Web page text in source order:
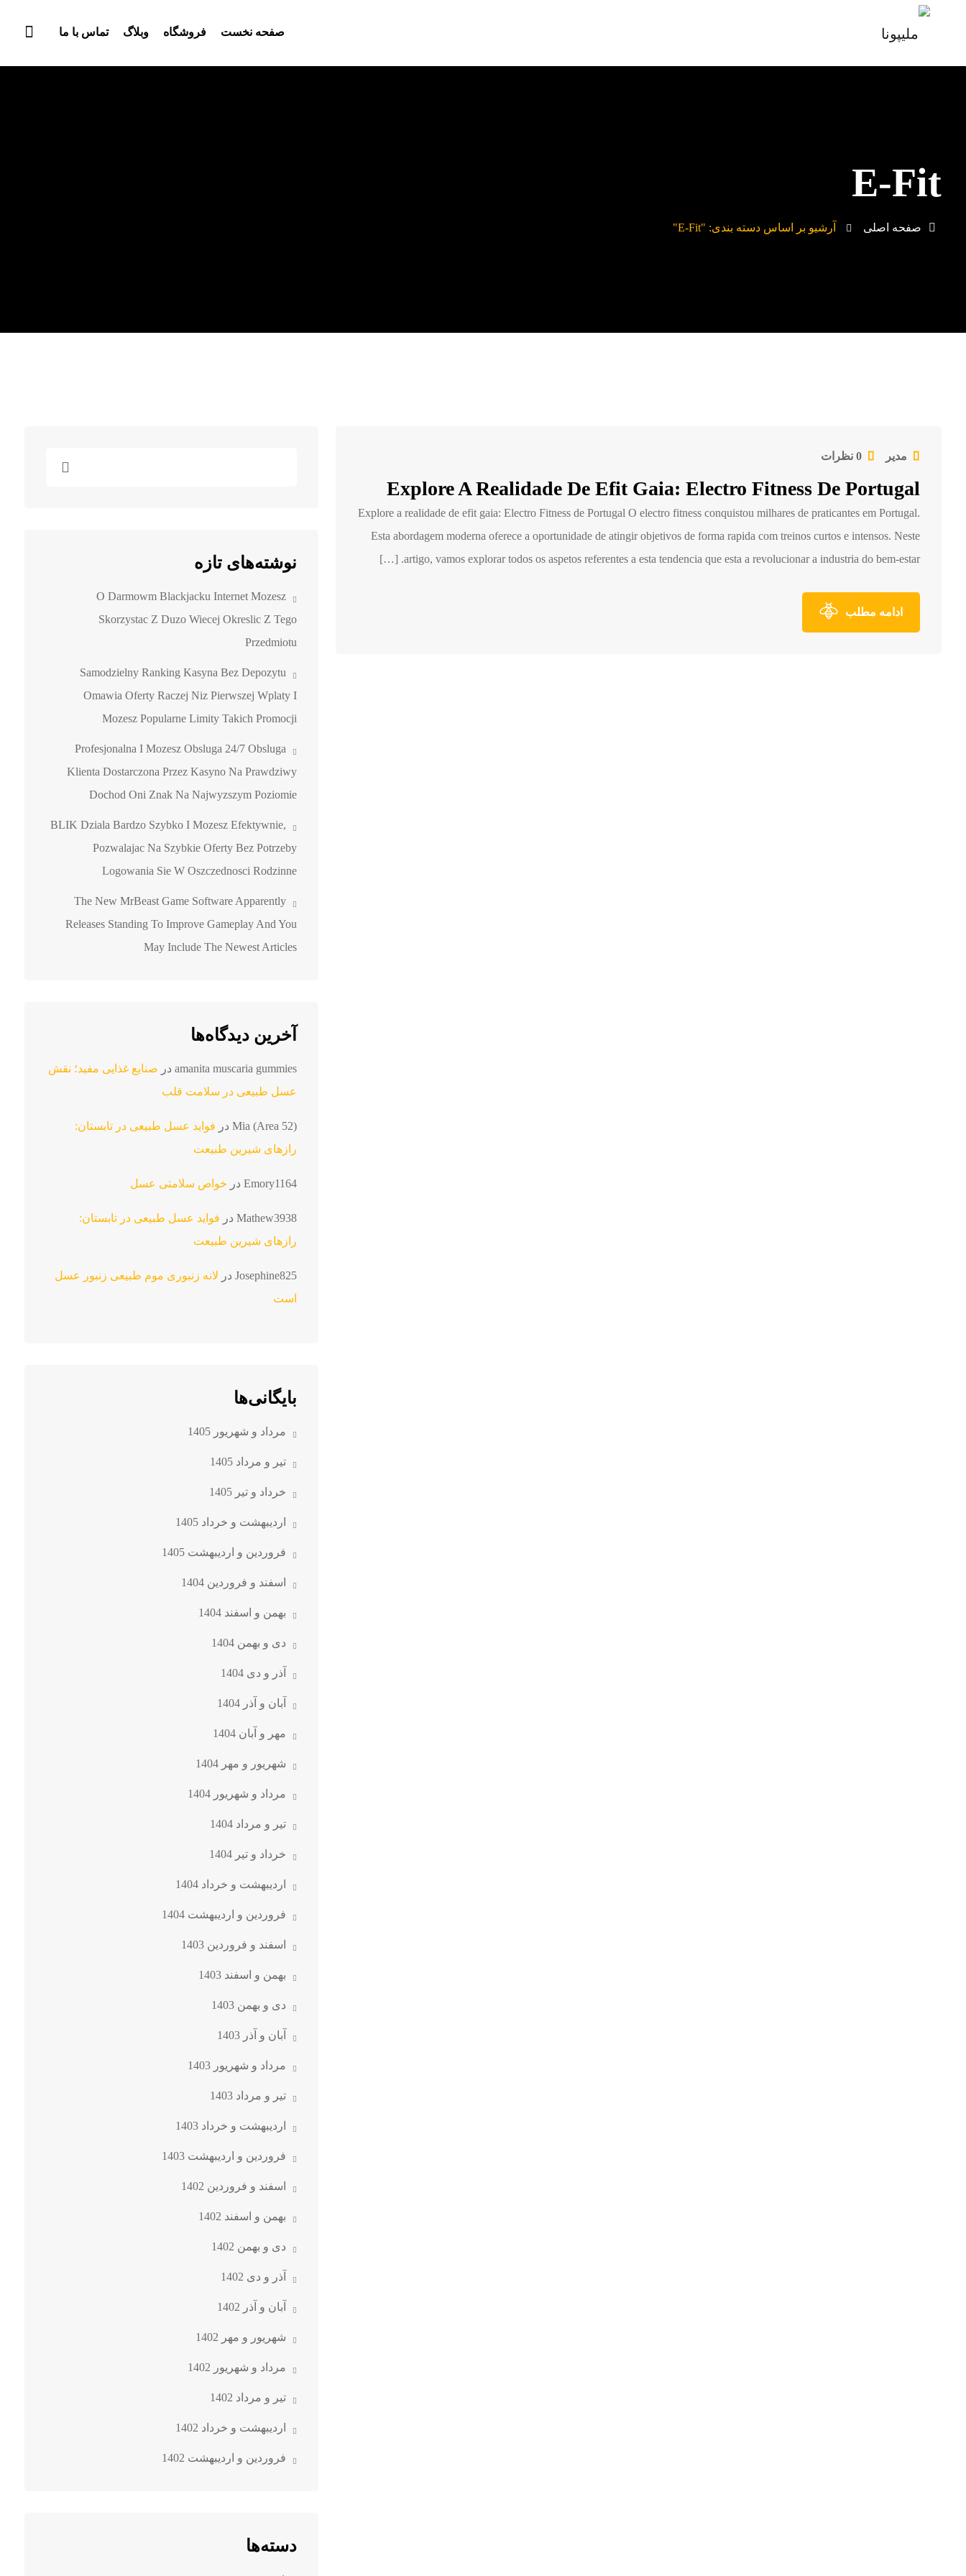
صفحه نخست فروشگاه وبلاگ تماس با ما
E-Fit
صفحه اصلی آرشیو بر اساس دسته بندی: "e-Fit"
مدیر 0 نظرات
Explore A Realidade De Efit Gaia: Electro Fitness De Portugal
Explore a realidade de efit gaia: Electro Fitness de Portugal O electro fitness conquistou milhares de praticantes em Portugal.
Esta abordagem moderna oferece a oportunidade de atingir objetivos de forma rapida com treinos curtos e intensos. Neste
artigo, vamos explorar todos os aspetos referentes a esta tendencia que esta a revolucionar a industria do bem-estar. […]
ادامه مطلب
نوشته‌های تازه
O Darmowm Blackjacku Internet Mozesz
Skorzystac Z Duzo Wiecej Okreslic Z Tego
Przedmiotu
Samodzielny Ranking Kasyna Bez Depozytu
Omawia Oferty Raczej Niz Pierwszej Wplaty I
Mozesz Popularne Limity Takich Promocji
Profesjonalna I Mozesz Obsluga 24/7 Obsluga
Klienta Dostarczona Przez Kasyno Na Prawdziwy
Dochod Oni Znak Na Najwyzszym Poziomie
BLIK Dziala Bardzo Szybko I Mozesz Efektywnie,
Pozwalajac Na Szybkie Oferty Bez Potrzeby
Logowania Sie W Oszczednosci Rodzinne
The New MrBeast Game Software Apparently
Releases Standing To Improve Gameplay And You
May Include The Newest Articles
آخرین دیدگاه‌ها
amanita muscaria gummiesدر صنایع غذایی مفید؛ نقش
عسل طبیعی در سلامت قلب
Mia (Area 52)در فواید عسل طبیعی در تابستان:
رازهای شیرین طبیعت
Emory1164در خواص سلامتی عسل
Mathew3938در فواید عسل طبیعی در تابستان:
رازهای شیرین طبیعت
Josephine825در لانه زنبوری موم طبیعی زنبور عسل
است
بایگانی‌ها
مرداد و شهریور 1405
تیر و مرداد 1405
خرداد و تیر 1405
اردیبهشت و خرداد 1405
فروردین و اردیبهشت 1405
اسفند و فروردین 1404
بهمن و اسفند 1404
دی و بهمن 1404
آذر و دی 1404
آبان و آذر 1404
مهر و آبان 1404
شهریور و مهر 1404
مرداد و شهریور 1404
تیر و مرداد 1404
خرداد و تیر 1404
اردیبهشت و خرداد 1404
فروردین و اردیبهشت 1404
اسفند و فروردین 1403
بهمن و اسفند 1403
دی و بهمن 1403
آبان و آذر 1403
مرداد و شهریور 1403
تیر و مرداد 1403
اردیبهشت و خرداد 1403
فروردین و اردیبهشت 1403
اسفند و فروردین 1402
بهمن و اسفند 1402
دی و بهمن 1402
آذر و دی 1402
آبان و آذر 1402
شهریور و مهر 1402
مرداد و شهریور 1402
تیر و مرداد 1402
اردیبهشت و خرداد 1402
فروردین و اردیبهشت 1402
دسته‌ها